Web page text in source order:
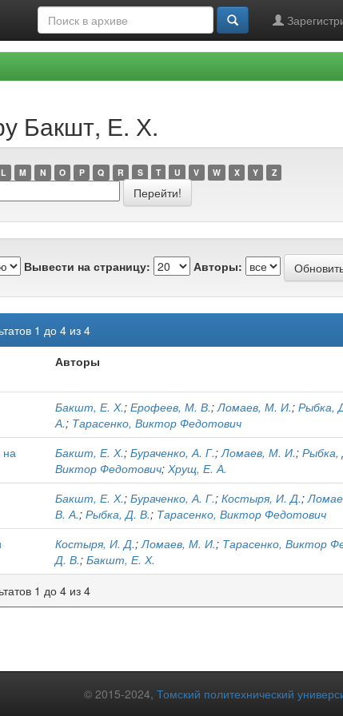
Бакшт, Е. Х.
L M N O P Q R S T U V W X Y Z
Вывести на страницу: Авторы:
1 до 4 из 4
Авторы
Бакшт, Е. Х.; Ерофеев, М. В.;Ломаев, М. И.; Рыбка,
А.; Тарасенко, Виктор Федотович
на
Бакшт, Е. Х.; Бураченко, А. Г.;Ломаев, М. И.; Рыбка,
Виктор Федотович; Хрущ, Е. А.
Бакшт, Е. Х.; Бураченко, А. Г.; Костыря, И. Д.;
В. А.; Рыбка, Д. В.; Тарасенко, Виктор Федотович
Костыря, И. Д.;Ломаев, М. И.; Тарасенко, Виктор
Д. В.; Бакшт, Е. Х.
1 до 4 из 4
© 2015-2024, Томский политехнический